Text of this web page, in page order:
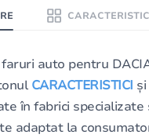
auto pentru
CARACTERISTICI
în fabrici
adaptat la